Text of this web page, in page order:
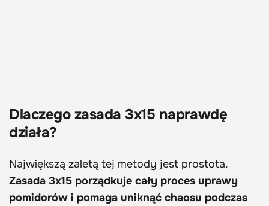
Dlaczego zasada 3x15 naprawdę
działa?
Największą zaletą tej metody jest prostota.
Zasada 3x15 porządkuje cały proces uprawy
pomidorów i pomaga uniknąć chaosu podczas